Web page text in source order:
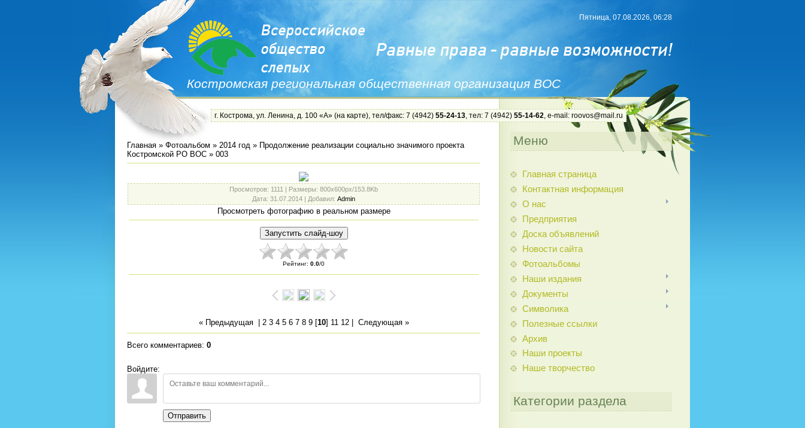
Костромская региональная общественная организация ВОС
Пятница, 07.08.2026, 06:28
г. Кострома, ул. Ленина, д. 100 «А» (на карте), тел/факс: 7 (4942) 55-24-13, тел: 7 (4942) 55-14-62, e-mail: roovos@mail.ru
Главная » Фотоальбом » 2014 год » Продолжение реализации социально значимого проекта
Костромской РО ВОС » 003
Просмотров: 1111 | Размеры: 800x600px/153.8Kb
Дата: 31.07.2014 | Добавил: Admin
Просмотреть фотографию в реальном размере
Рейтинг: 0.0/0
« Предыдущая| 2 3 4 5 6 7 8 9[10] 11 12| Следующая »
Всего комментариев: 0
Войдите:
Отправить
Меню
Главная страница
Контактная информация
О нас
Предприятия
Доска объявлений
Новости сайта
Фотоальбомы
Наши издания
Документы
Символика
Полезные ссылки
Архив
Наши проекты
Наше творчество
Категории раздела